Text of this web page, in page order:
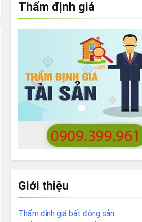
to What Bulldogs Can (and can’t) Eat
Do I Need to Groom My Bulldog
Thẩm định giá
Giới thiệu
Thẩm định giá bất động sản